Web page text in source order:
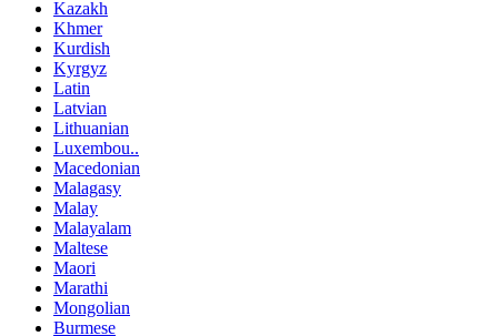
Kazakh
Khmer
Kurdish
Kyrgyz
Latin
Latvian
Lithuanian
Luxembou..
Macedonian
Malagasy
Malay
Malayalam
Maltese
Maori
Marathi
Mongolian
Burmese